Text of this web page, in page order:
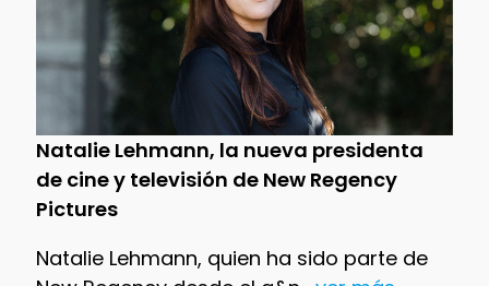
Natalie Lehmann, la nueva presidenta
de cine y televisión de New Regency
Pictures
Natalie Lehmann, quien ha sido parte de